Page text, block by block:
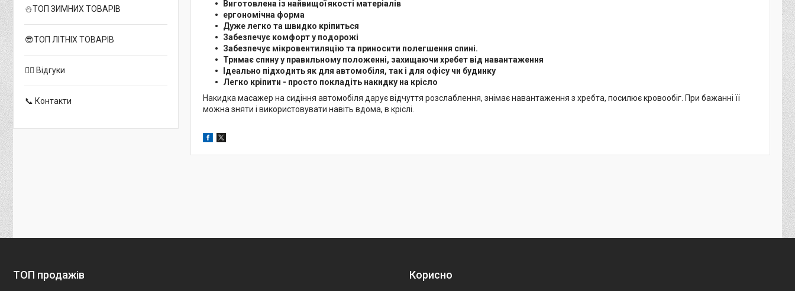
Виготовлена ​​із найвищої якості матеріалів
ергономічна форма
Дуже легко та швидко кріпиться
Забезпечує комфорт у подорожі
Забезпечує мікровентиляцію та приносити полегшення спині.
Тримає спину у правильному положенні, захищаючи хребет від навантаження
Ідеально підходить як для автомобіля, так і для офісу чи будинку
Легко кріпити - просто покладіть накидку на крісло
Накидка масажер на сидіння автомобіля дарує відчуття розслаблення, знімає навантаження з хребта, посилює кровообіг. При бажанні її
можна зняти і використовувати навіть вдома, в кріслі.
⛄ТОП ЗИМНИХ ТОВАРІВ
😎ТОП ЛІТНІХ ТОВАРІВ
✍🏻 Відгуки
📞 Контакти
ТОП продажів Корисно